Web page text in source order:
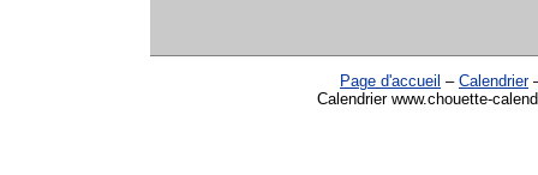
Page d'accueil – Calendrier
Calendrier www.chouette-